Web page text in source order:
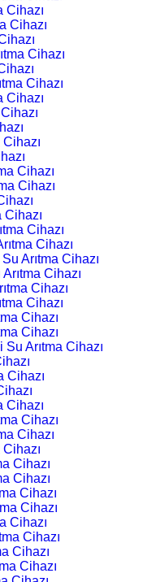
Cihazı
Cihazı
Cihazı
Cihazı
Cihazı
Cihazı
Cihazı
Cihazı
Cihazı
Cihazı
Arıtma Cihazı
Cihazı
Cihazı
Cihazı
Cihazı
Cihazı
Arıtma Cihazı
Cihazı
Cihazı
Cihazı
Cihazı
Cihazı
Cihazı
Cihazı
Cihazı
Cihazı
Cihazı
Cihazı
Cihazı